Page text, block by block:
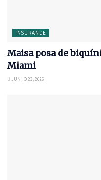
INSURANCE
Maisa posa de
Miami
JUNHO 23, 2026